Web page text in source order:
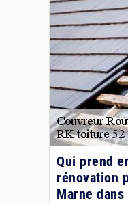
Qui prend
rénovation
Marne